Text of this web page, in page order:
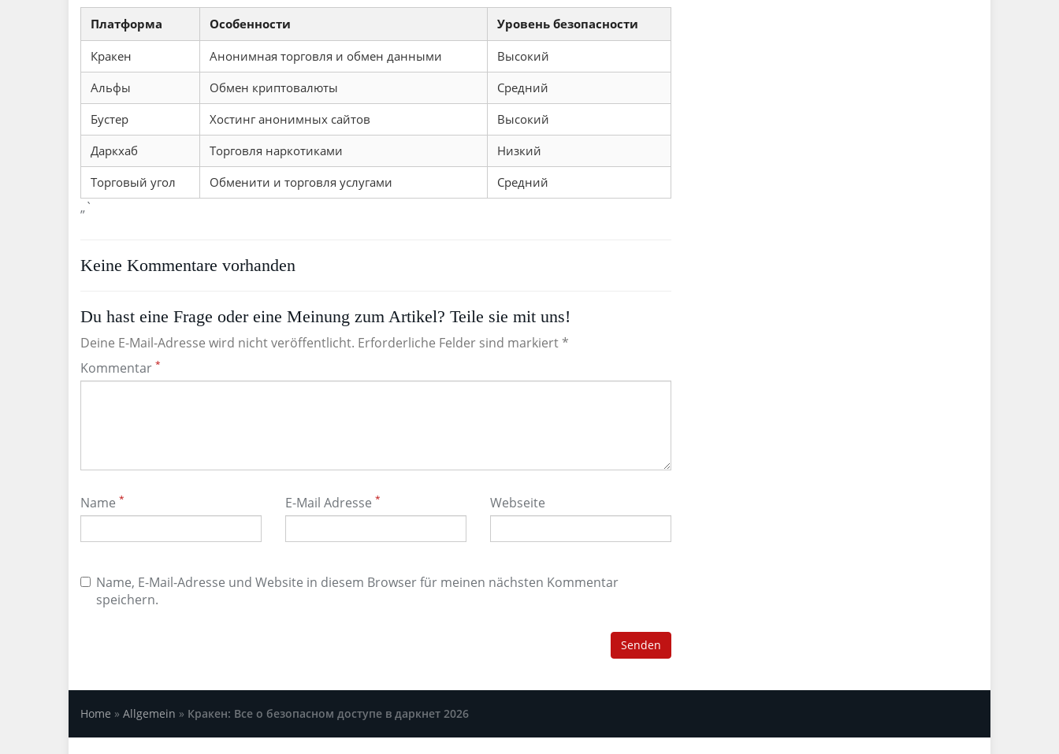
Платформа Особенности Уровень безопасности
Кракен Анонимная торговля и обмен данными
Высокий
Альфы
Обмен криптовалюты
Средний
Бустер
Хостинг анонимных сайтов
Высокий
Даркхаб
Торговля наркотиками
Низкий
Торговый угол
Обменити и торговля услугами Средний
„`
Keine Kommentare vorhanden
Du hast eine Frage oder eine Meinung zum Artikel? Teile sie mit uns!
Deine E-Mail-Adresse wird nicht veröffentlicht. Erforderliche Felder sind markiert *
Kommentar *
Name * E-Mail Adresse * Webseite
Name, E-Mail-Adresse und Website in diesem Browser für meinen nächsten Kommentar
speichern.
Home » Allgemein » Кракен: Все о безопасном доступе в даркнет 2026